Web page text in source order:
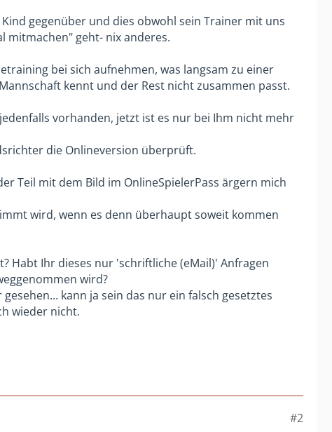
gegenüber und dies obwohl sein Trainer mit uns
mitmachen" geht- nix anderes.
bei sich aufnehmen, was langsam zu einer
kennt und der Rest nicht zusammen passt.
vorhanden, jetzt ist es nur bei Ihm nicht mehr
die Onlineversion überprüft.
Teil mit dem Bild im OnlineSpielerPass ärgern mich
wird, wenn es denn überhaupt soweit kommen
Habt Ihr dieses nur 'schriftliche (eMail)' Anfragen
wird?
kann ja sein das nur ein falsch gesetztes
wieder nicht.
#2